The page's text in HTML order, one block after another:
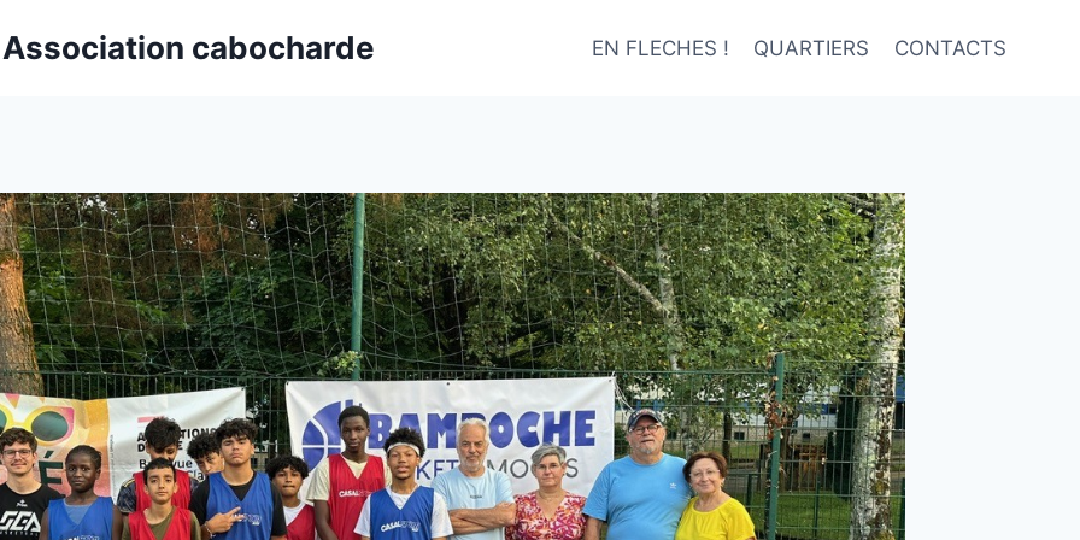
cabocharde EN FLECHES ! QUARTIERS CONTACTS